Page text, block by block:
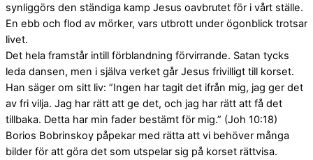
synliggörs den ständiga kamp Jesus oavbrutet för i vårt ställe.
En ebb och flod av mörker, vars utbrott under ögonblick trotsar
livet.
Det hela framstår intill förblandning förvirrande. Satan tycks
leda dansen, men i själva verket går Jesus frivilligt till korset.
Han säger om sitt liv: ”Ingen har tagit det ifrån mig, jag ger det
av fri vilja. Jag har rätt att ge det, och jag har rätt att få det
tillbaka. Detta har min fader bestämt för mig.” (Joh 10:18)
Borios Bobrinskoy påpekar med rätta att vi behöver många
bilder för att göra det som utspelar sig på korset rättvisa.